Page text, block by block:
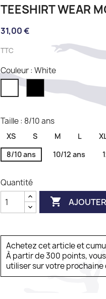
TEESHIRT WEAR
31,00 €
TTC
Couleur : White
White
Taille : 8/10 ans
XS S M L
8/10 ans
10/12 ans
Quantité

Achetez cet article et
À partir de 300 points,
utiliser sur votre prochaine